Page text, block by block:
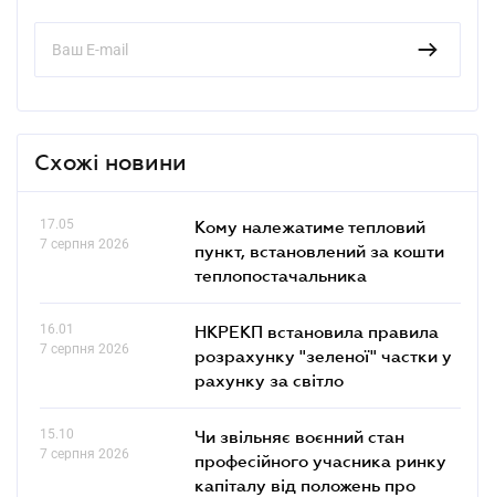
Схожі новини
17.05
7 серпня 2026
Кому належатиме тепловий
пункт, встановлений за кошти
теплопостачальника
16.01
7 серпня 2026
НКРЕКП встановила правила
розрахунку "зеленої" частки у
рахунку за світло
15.10
7 серпня 2026
Чи звільняє воєнний стан
професійного учасника ринку
капіталу від положень про